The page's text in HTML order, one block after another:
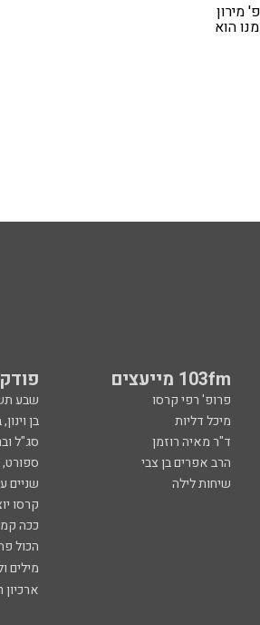
מירון
הוא
103fm מייעצים
פרופ' רפי קרסו שבע
מיכל דליות בן
ד"ר מאיה רוזמן סג"ל
הרב אפרים בן צבי ספורט,
שיחות לילה שניים
קרסו
ככה
הכול
מילים
ארכיון 103fm